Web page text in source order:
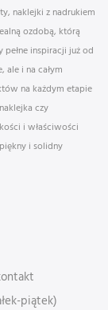
naklejki z nadrukiem
ozdobą, którą
inspiracji już od
ale i na całym
na każdym etapie
czy
i właściwości
i solidny
piątek)